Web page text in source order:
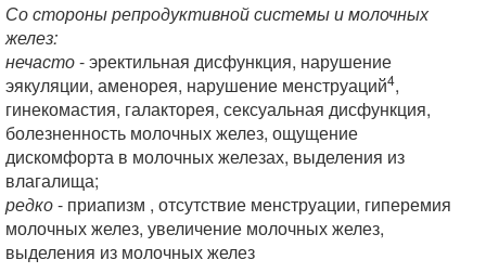
Со стороны репродуктивной системы и молочных
желез:
нечасто- эректильная дисфункция, нарушение
эякуляции, аменорея, нарушение менструаций4,
гинекомастия, галакторея, сексуальная дисфункция,
болезненность молочных желез, ощущение
дискомфорта в молочных железах, выделения из
влагалища;
редко- приапизм , отсутствие менструации, гиперемия
молочных желез, увеличение молочных желез,
выделения из молочных желез